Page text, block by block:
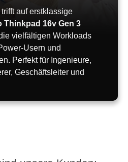
auf erstklassige
Thinkpad 16v Gen 3
vielfältigen Workloads
Usern und
Perfekt für Ingenieure,
Geschäftsleiter und